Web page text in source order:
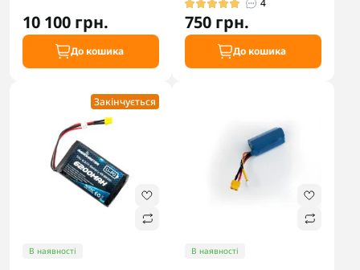
10 100 грн.
До кошика
4
750 грн.
До кошика
Закінчується
В наявності В наявності